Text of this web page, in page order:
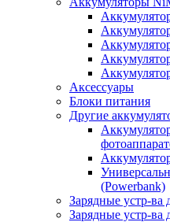
Аксессуары
Блоки питания
Другие
(Powerbank)
Зарядные устр-ва
Зарядные устр-ва